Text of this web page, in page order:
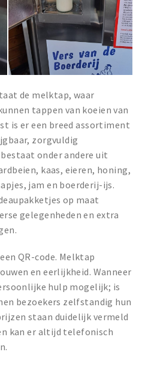
de melktap, waar
tappen van koeien van
is er een breed assortiment
zorgvuldig
onder andere uit
kaas, eieren, honing,
jam en boerderij-ijs.
op maat
gelegenheden en extra
QR-code. Melktap
en eerlijkheid. Wanneer
hulp mogelijk; is
bezoekers zelfstandig hun
staan duidelijk vermeld
kan er altijd telefonisch